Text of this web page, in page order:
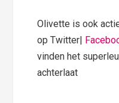
Olivette is ook
op Twitter|
vinden het
achterlaat